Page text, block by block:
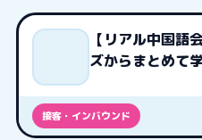
【リアル中国語
ズからまとめて
接客・インバウンド